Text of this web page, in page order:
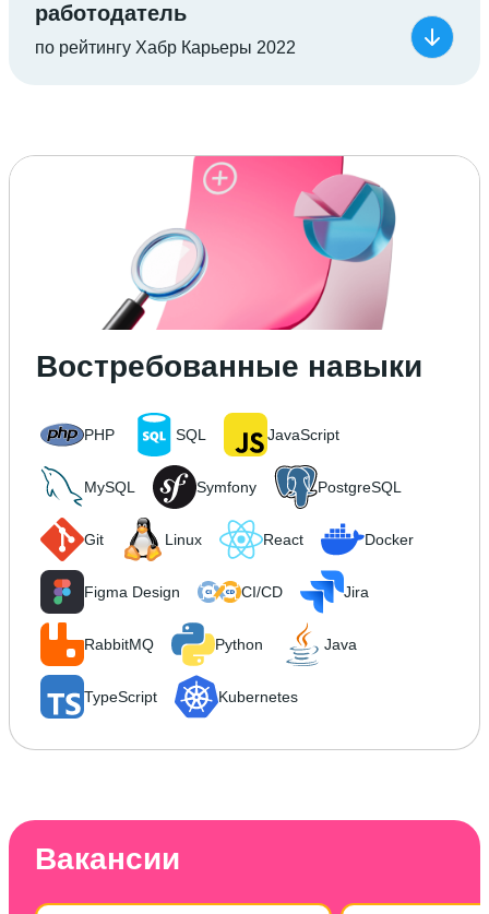
работодатель
по рейтингу Хабр Карьеры 2022
Востребованные навыки
PHP SQL JavaScript
MySQL Symfony PostgreSQL
Git Linux React Docker
Figma Design CI/CD Jira
RabbitMQ Python Java
TypeScript Kubernetes
Вакансии